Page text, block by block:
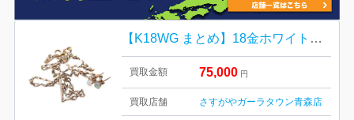
【K18WG まとめ】18金ホワイトゴールド・ホワイトオパール・ピアス・イヤリング・ネックレス・貴金属・アクセサリー
買取金額 75,000 円
買取店舗 さすがやガーラタウン青森店